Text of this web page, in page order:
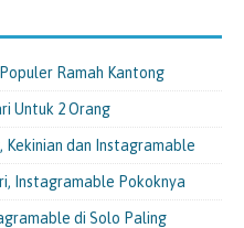
Ramah Kantong
Untuk 2 Orang
dan Instagramable
Instagramable Pokoknya
di Solo Paling